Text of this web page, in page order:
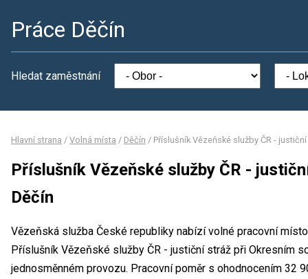
Práce Děčín
Hledat zaměstnání
Hlavní strana / Volná místa / Děčín / Příslušník Vězeňské služby ČR -
Příslušník Vězeňské služby ČR -
Děčín
Vězeňská služba České republiky nabízí volné pracovní
Příslušník Vězeňské služby ČR - justiční stráž při Okresním
jednosměnném provozu. Pracovní poměr s ohodnocením 32